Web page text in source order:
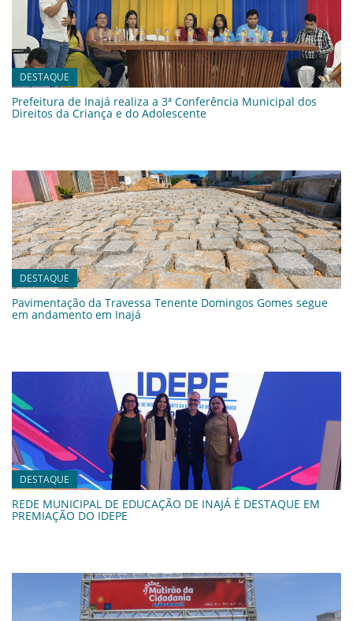
DESTAQUE
Prefeitura de Inajá realiza a 3ª Conferência Municipal dos
Direitos da Criança e do Adolescente
DESTAQUE
Pavimentação da Travessa Tenente Domingos Gomes segue
em andamento em Inajá
DESTAQUE
REDE MUNICIPAL DE EDUCAÇÃO DE INAJÁ É DESTAQUE EM
PREMIAÇÃO DO IDEPE